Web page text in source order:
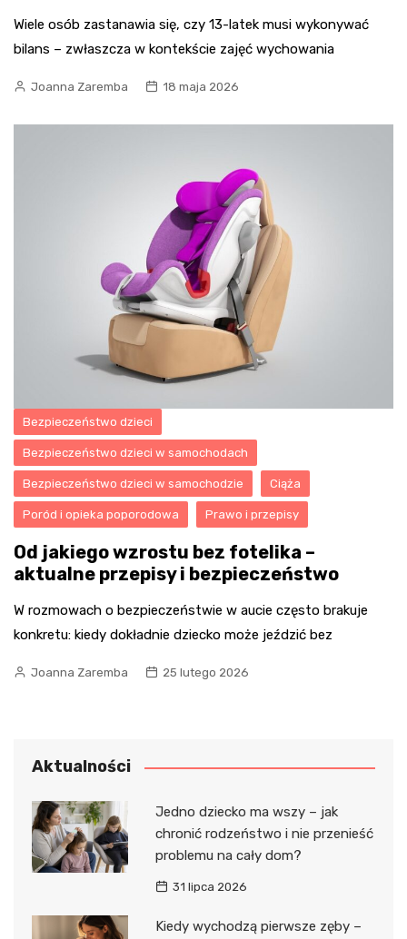
Wiele osób zastanawia się, czy 13-latek musi wykonywać
bilans – zwłaszcza w kontekście zajęć wychowania
Joanna Zaremba 18 maja 2026
Bezpieczeństwo dzieci
Bezpieczeństwo dzieci w samochodach
Bezpieczeństwo dzieci w samochodzie Ciąża
Poród i opieka poporodowa Prawo i przepisy
Od jakiego wzrostu bez fotelika –
aktualne przepisy i bezpieczeństwo
W rozmowach o bezpieczeństwie w aucie często brakuje
konkretu: kiedy dokładnie dziecko może jeździć bez
Joanna Zaremba 25 lutego 2026
Aktualności
Jedno dziecko ma wszy – jak
chronić rodzeństwo i nie przenieść
problemu na cały dom?
31 lipca 2026
Kiedy wychodzą pierwsze zęby –